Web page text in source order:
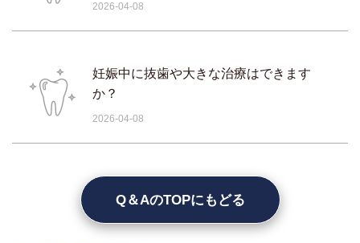
2026-04-08
妊娠中に抜歯や大きな治療はできます
か？
2026-04-08
Q＆AのTOPにもどる